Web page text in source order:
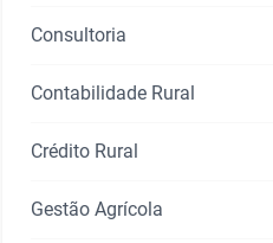
Consultoria
Contabilidade Rural
Crédito Rural
Gestão Agrícola